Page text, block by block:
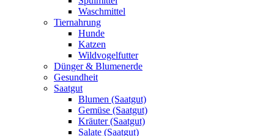
Waschmittel
Tiernahrung
Hunde
Katzen
Wildvogelfutter
Dünger & Blumenerde
Gesundheit
Saatgut
Blumen (Saatgut)
Gemüse (Saatgut)
Kräuter (Saatgut)
Salate (Saatgut)